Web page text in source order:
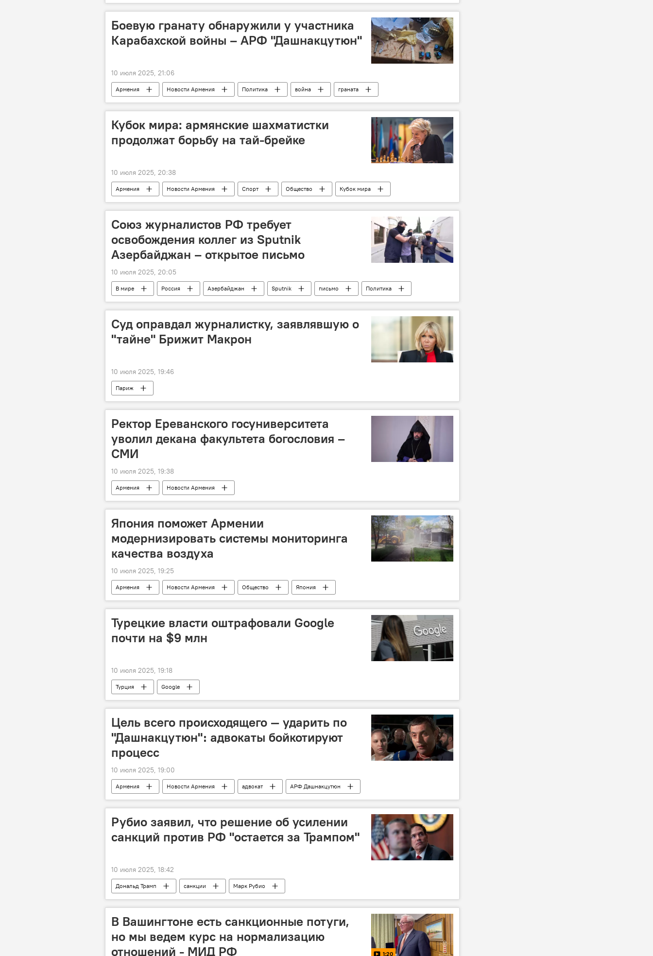
Первая Республика Армения
Боевую гранату обнаружили у участника
Карабахской войны – АРФ "Дашнакцутюн"
10 июля 2025, 21:06
Армения Новости Армения Политика война
граната
АРФ Дашнакцутюн
Кубок мира: армянские шахматистки
продолжат борьбу на тай-брейке
10 июля 2025, 20:38
Армения Новости Армения Спорт Общество
Кубок мира
шахматы
Союз журналистов РФ требует
освобождения коллег из Sputnik
Азербайджан – открытое письмо
10 июля 2025, 20:05
В мире Россия Азербайджан Sputnik письмо
Политика
журналисты
Суд оправдал журналистку, заявлявшую о
"тайне" Брижит Макрон
10 июля 2025, 19:46
Париж
Ректор Ереванского госуниверситета
уволил декана факультета богословия –
СМИ
10 июля 2025, 19:38
Армения Новости Армения
Япония поможет Армении
модернизировать системы мониторинга
качества воздуха
10 июля 2025, 19:25
Армения Новости Армения Общество
Япония
Загрязненность воздуха
Турецкие власти оштрафовали Google
почти на $9 млн
10 июля 2025, 19:18
Турция Google
Цель всего происходящего — ударить по
"Дашнакцутюн"։ адвокаты бойкотируют
процесс
10 июля 2025, 19:00
Армения Новости Армения адвокат АРФ Дашнакцутюн
Рубио заявил, что решение об усилении
санкций против РФ "остается за Трампом"
10 июля 2025, 18:42
Дональд Трамп санкции Марк Рубио
В Вашингтоне есть санкционные потуги,
но мы ведем курс на нормализацию
отношений - МИД РФ
1:20